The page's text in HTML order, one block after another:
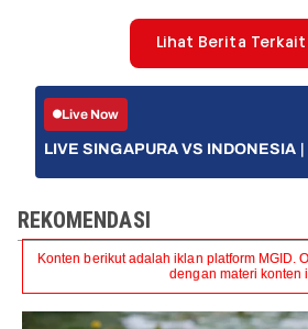
Lihat Berita Terkait
Live Now
LIVE SINGAPURA VS INDONESIA